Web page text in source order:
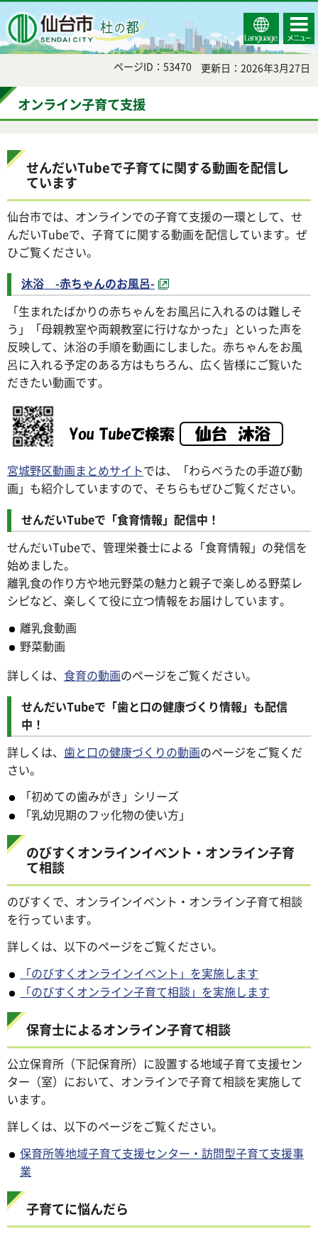
Select
Language
コンテ
ンツメ
ニュー
ページID：53470 更新日：2026年3月27日
オンライン子育て支援
せんだいTubeで子育てに関する動画を配信し
ています
仙台市では、オンラインでの子育て支援の一環として、せ
んだいTubeで、子育てに関する動画を配信しています。ぜ
ひご覧ください。
沐浴 -赤ちゃんのお風呂-
「生まれたばかりの赤ちゃんをお風呂に入れるのは難しそ
う」「母親教室や両親教室に行けなかった」といった声を
反映して、沐浴の手順を動画にしました。赤ちゃんをお風
呂に入れる予定のある方はもちろん、広く皆様にご覧いた
だきたい動画です。
宮城野区動画まとめサイトでは、「わらべうたの手遊び動
画」も紹介していますので、そちらもぜひご覧ください。
せんだいTubeで「食育情報」配信中！
せんだいTubeで、管理栄養士による「食育情報」の発信を
始めました。
離乳食の作り方や地元野菜の魅力と親子で楽しめる野菜レ
シピなど、楽しくて役に立つ情報をお届けしています。
離乳食動画
野菜動画
詳しくは、 食育の動画のページをご覧ください。
せんだいTubeで「歯と口の健康づくり情報」も配信
中！
詳しくは、 歯と口の健康づくりの動画のページをご覧くだ
さい。
「初めての歯みがき」シリーズ
「乳幼児期のフッ化物の使い方」
のびすくオンラインイベント・オンライン子育
て相談
のびすくで、オンラインイベント・オンライン子育て相談
を行っています。
詳しくは、以下のページをご覧ください。
「のびすくオンラインイベント」を実施します
「のびすくオンライン子育て相談」を実施します
保育士によるオンライン子育て相談
公立保育所（下記保育所）に設置する地域子育て支援セン
ター（室）において、オンラインで子育て相談を実施して
います。
詳しくは、以下のページをご覧ください。
保育所等地域子育て支援センター・訪問型子育て支援事
業
子育てに悩んだら